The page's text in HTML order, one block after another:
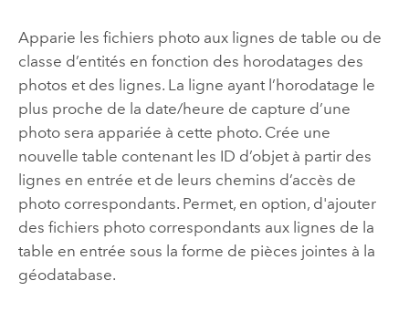
Apparie les fichiers photo aux lignes de table ou de
classe d’entités en fonction des horodatages des
photos et des lignes. La ligne ayant l’horodatage le
plus proche de la date/heure de capture d’une
photo sera appariée à cette photo. Crée une
nouvelle table contenant les ID d’objet à partir des
lignes en entrée et de leurs chemins d’accès de
photo correspondants. Permet, en option, d'ajouter
des fichiers photo correspondants aux lignes de la
table en entrée sous la forme de pièces jointes à la
géodatabase.